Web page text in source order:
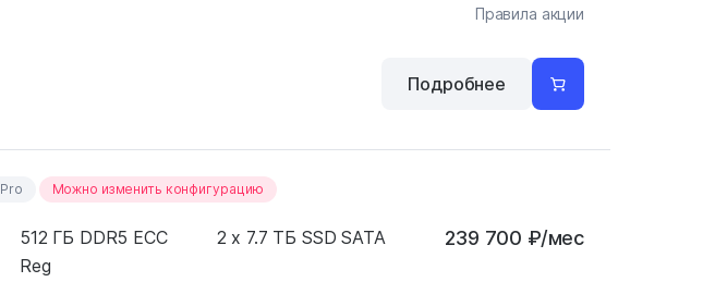
Правила акции
Подробнее
Pro Можно изменить конфигурацию
512 ГБ DDR5 ECC
Reg
2 x 7.7 ТБ SSD SATA 239 700 ₽/мес